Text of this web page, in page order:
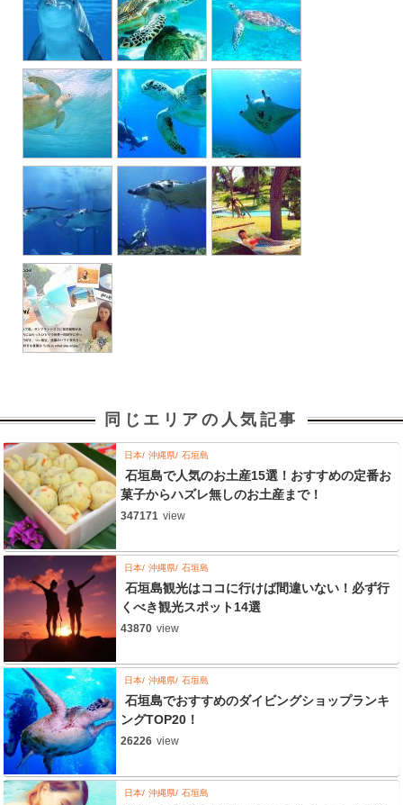
同じエリアの人気記事
日本 沖縄県 石垣島
石垣島で人気のお土産15選！おすすめの定番お
菓子からハズレ無しのお土産まで！
347171 view
日本 沖縄県 石垣島
石垣島観光はココに行けば間違いない！必ず行
くべき観光スポット14選
43870 view
日本 沖縄県 石垣島
石垣島でおすすめのダイビングショップランキ
ングTOP20！
26226 view
日本 沖縄県 石垣島